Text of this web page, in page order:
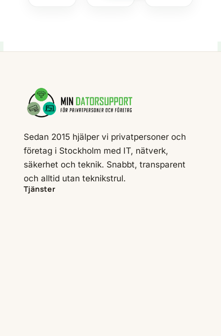
Sedan 2015 hjälper vi privatpersoner och
företag i Stockholm med IT, nätverk,
säkerhet och teknik. Snabbt, transparent
och alltid utan teknikstrul.
Tjänster